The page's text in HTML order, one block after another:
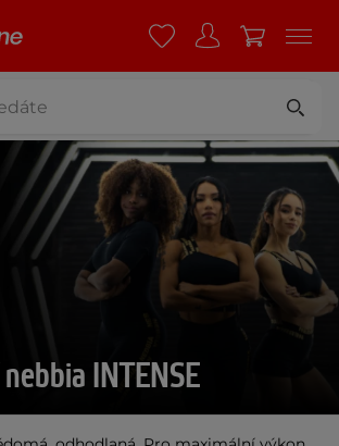
INTENSE